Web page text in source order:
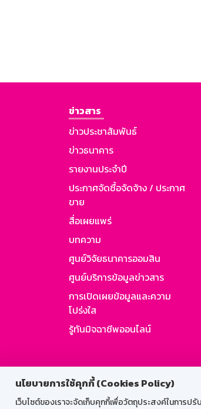
นโยบายการใช้คุกกี้ (Cookies Policy)
เว็บไซต์ของเราจะจัดเก็บคุกกี้เพื่อวัตถุประสงค์ในการ
ข่าวสาร
ข่าวประชาสัมพันธ์
ข่าวธนาคาร
รายงานประจำปี
ประกาศจัดซื้อจัดจ้าง / ประกาศ
ขาย
สื่อเผยแพร่
บทความ
ศูนย์วิจัยธนาคารออมสิน
ศูนย์บริการข้อมูลข่าวสาร
การเปิดเผยข้อมูลและความ
โปร่งใส
รู้ทันมิจฉาชีพออนไลน์